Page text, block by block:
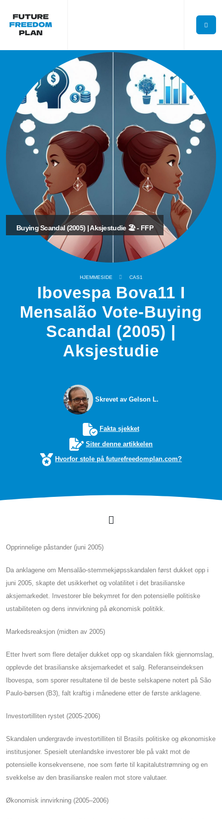
Buying Scandal (2005) | Aksjestudie 🏖️ - FFP
HJEMMESIDE CAS1
Ibovespa Bova11 I
Mensalão Vote-Buying
Scandal (2005) |
Aksjestudie
Skrevet av Gelson L.
Fakta sjekket
Siter denne artikkelen
Hvorfor stole på futurefreedomplan.com?
Opprinnelige påstander (juni 2005)
Da anklagene om Mensalão-stemmekjøpsskandalen først dukket opp i
juni 2005, skapte det usikkerhet og volatilitet i det brasilianske
aksjemarkedet. Investorer ble bekymret for den potensielle politiske
ustabiliteten og dens innvirkning på økonomisk politikk.
Markedsreaksjon (midten av 2005)
Etter hvert som flere detaljer dukket opp og skandalen fikk gjennomslag,
opplevde det brasilianske aksjemarkedet et salg. Referanseindeksen
Ibovespa, som sporer resultatene til de beste selskapene notert på São
Paulo-børsen (B3), falt kraftig i månedene etter de første anklagene.
Investortilliten rystet (2005-2006)
Skandalen undergravde investortilliten til Brasils politiske og økonomiske
institusjoner. Spesielt utenlandske investorer ble på vakt mot de
potensielle konsekvensene, noe som førte til kapitalutstrømning og en
svekkelse av den brasilianske realen mot store valutaer.
Økonomisk innvirkning (2005–2006)